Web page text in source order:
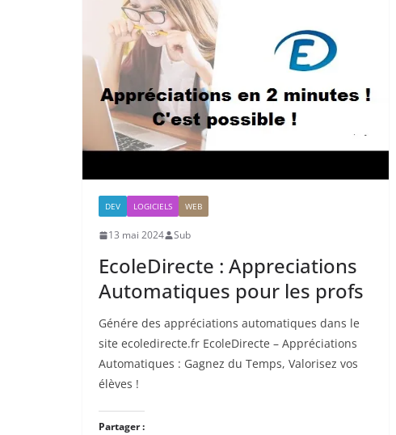
DEV LOGICIELS WEB
13 mai 2024 Sub
EcoleDirecte : Appreciations
Automatiques pour les profs
Génére des appréciations automatiques dans le
site ecoledirecte.fr EcoleDirecte – Appréciations
Automatiques : Gagnez du Temps, Valorisez vos
élèves !
Partager :